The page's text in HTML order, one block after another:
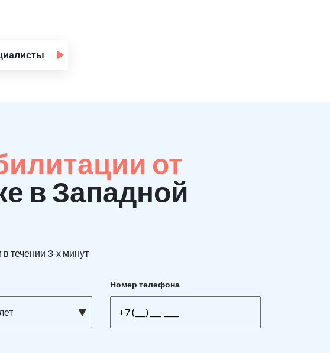
от
в Западной
течении 3-х минут
Номер телефона